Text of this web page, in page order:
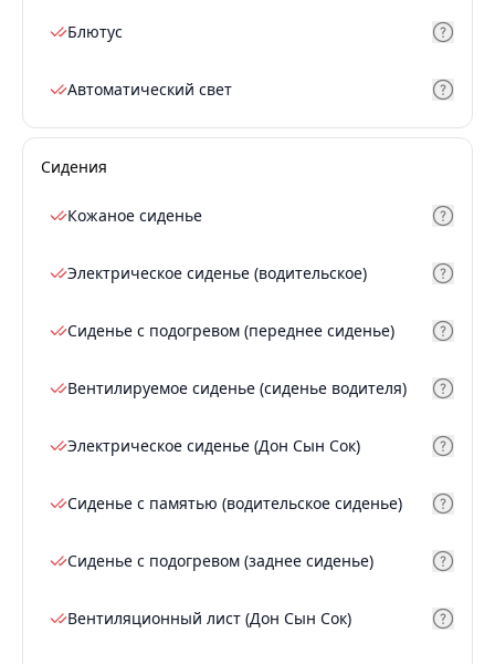
Блютус
Автоматический свет
Сидения
Кожаное сиденье
Электрическое сиденье (водительское)
Сиденье с подогревом (переднее сиденье)
Вентилируемое сиденье (сиденье водителя)
Электрическое сиденье (Дон Сын Сок)
Сиденье с памятью (водительское сиденье)
Сиденье с подогревом (заднее сиденье)
Вентиляционный лист (Дон Сын Сок)